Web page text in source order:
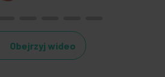
Obejrzyj wideo